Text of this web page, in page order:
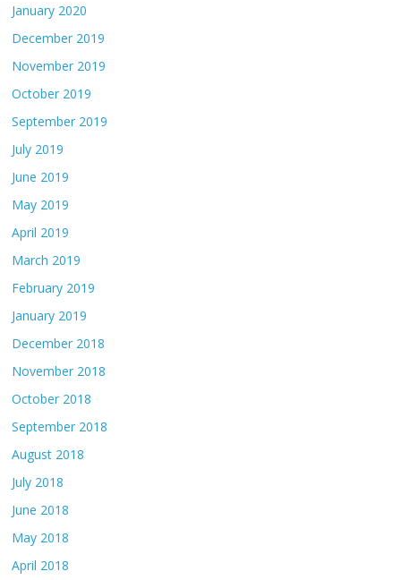
January 2020
December 2019
November 2019
October 2019
September 2019
July 2019
June 2019
May 2019
April 2019
March 2019
February 2019
January 2019
December 2018
November 2018
October 2018
September 2018
August 2018
July 2018
June 2018
May 2018
April 2018